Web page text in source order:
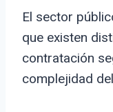
El sector
que existen
contratación
complejidad